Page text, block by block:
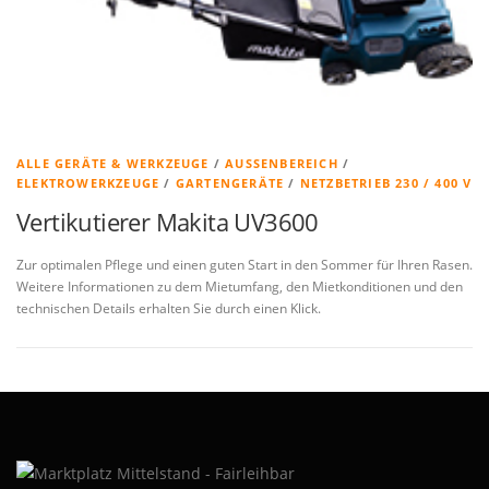
ALLE GERÄTE & WERKZEUGE /AUSSENBEREICH
/
ELEKTROWERKZEUGE / GARTENGERÄTE / NETZBETRIEB 230 / 400 V
Vertikutierer Makita UV3600
Zur optimalen Pflege und einen guten Start in den Sommer für Ihren Rasen.
Weitere Informationen zu dem Mietumfang, den Mietkonditionen und den
technischen Details erhalten Sie durch einen Klick.